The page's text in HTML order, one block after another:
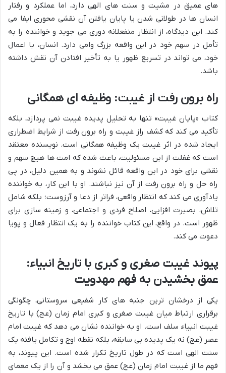
های عمیق در مشیت و سنت های الهی دارد، اما عملکرد و رفتار
انسان ها در طولانی شدن یا پایان یافتن آن نقشی محوری ایفا می
کند. این دیدگاه، از انتظار منفعلانه دوری می جوید و خواننده را به
تأمل در سهم خود در این واقعه بزرگ وامی دارد. انسان، با اعمال
خود، می تواند در تسریع ظهور یا به تأخیر افتادن آن نقش داشته
باشد.
راه برون رفت از غیبت: وظیفه ای همگانی
کتاب «پایان غیبت» تنها به تحلیل پدیده غیبت نمی پردازد، بلکه
تأکید می کند که کشف راز غیبت و راه برون رفت از شرایط اضطراری
ایجاد شده در اثر غیبت یک وظیفه همگانی است. نویسنده معتقد
است که غفلت از این مسئولیت، باعث شده که امت ها هیچ سهم و
نقشی برای خود در این واقعه قائل نشوند و به همین دلیل، در پی
راه حل و راه برون رفت از آن نیز نباشند. او با این کار، به خواننده
یادآوری می کند که انتظار واقعی، فراتر از دعا و آرزوست؛ بلکه شامل
تلاش، بصیرت افزایی، اصلاح فردی و اجتماعی، و زمینه سازی برای
ظهور است. در واقع، این کتاب خواننده را به یک انتظار فعال و پویا
دعوت می کند.
پیوند غیبت صغری و کبری با تاریخ انبیاء:
عمق بخشیدن به فهم مهدویت
یکی از درخشان ترین جنبه های کار شفیعی سروستانی، چگونگی
برقراری ارتباط میان غیبت صغری و کبری امام زمان (عج) با تاریخ
غیبت انبیاء سلف است. او به خواننده نشان می دهد که غیبت امام
عصر (عج) نه یک پدیده بی سابقه، بلکه نقطه اوج و تکامل یافته یک
سنت الهی است که در طول تاریخ تکرار شده است. این پیوند، به
فهم ما از غیبت امام زمان (عج) عمق می بخشد و آن را از یک معمای